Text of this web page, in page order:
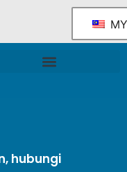
MY
hubungi